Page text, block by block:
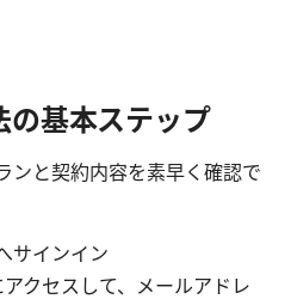
の基本ステップ
ンと契約内容を素早く確認で
サインイン
クセスして、メールアドレ